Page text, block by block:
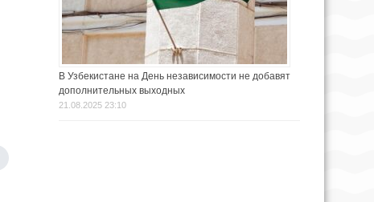
В Узбекистане на День независимости не добавят
дополнительных выходных
21.08.2025 23:10